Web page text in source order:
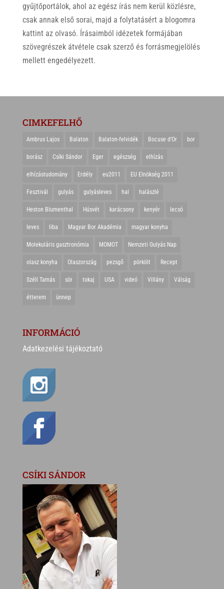
gyűjtőportálok, ahol az egész írás nem kerül közlésre,
csak annak első sorai, majd a folytatásért a blogomra
kattint az olvasó. Írásaimból idézetek formájában
szövegrészek átvétele csak szerző és forrásmegjelölés
mellett engedélyezett.
CIMKEFELHŐ
Ambrus Lajos Balaton Balaton-felvidék Bocuse d'Or bor
borász Csíki Sándor Eger egészség elhízás
elhízástudomány Erdély eu2011 EU Elnökség 2011
Fesztivál gulyás gulyásleves hal halászlé
Heston Blumenthal Húsvét karácsony kenyér lecsó
leves liba Magyar Bor Akadémia magyar konyha
Molekuláris gasztronómia MOMOT Nemzeti Gulyás Nap
olasz konyha Olaszország pezsgő pörkölt Recept
Széll Tamás sör tokaj USA videó Villány Válság
étterem ünnep
INFORMÁCIÓ
Adatkezelési tájékoztató
CSÍKI SÁNDOR